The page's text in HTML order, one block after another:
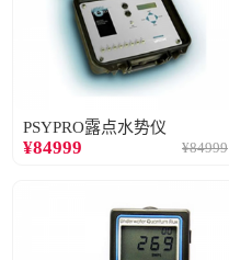
PSYPRO露点水势仪
¥84999 ¥84999